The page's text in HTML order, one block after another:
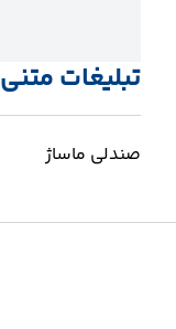
تبلیغات متنی
صندلی ماساژ